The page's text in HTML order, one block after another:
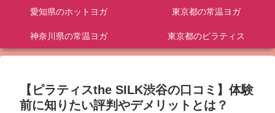
愛知県のホットヨガ 東京都の常温ヨガ
神奈川県の常温ヨガ 東京都のピラティス
【ピラティスthe SILK渋谷の口コミ】体験
前に知りたい評判やデメリットとは？